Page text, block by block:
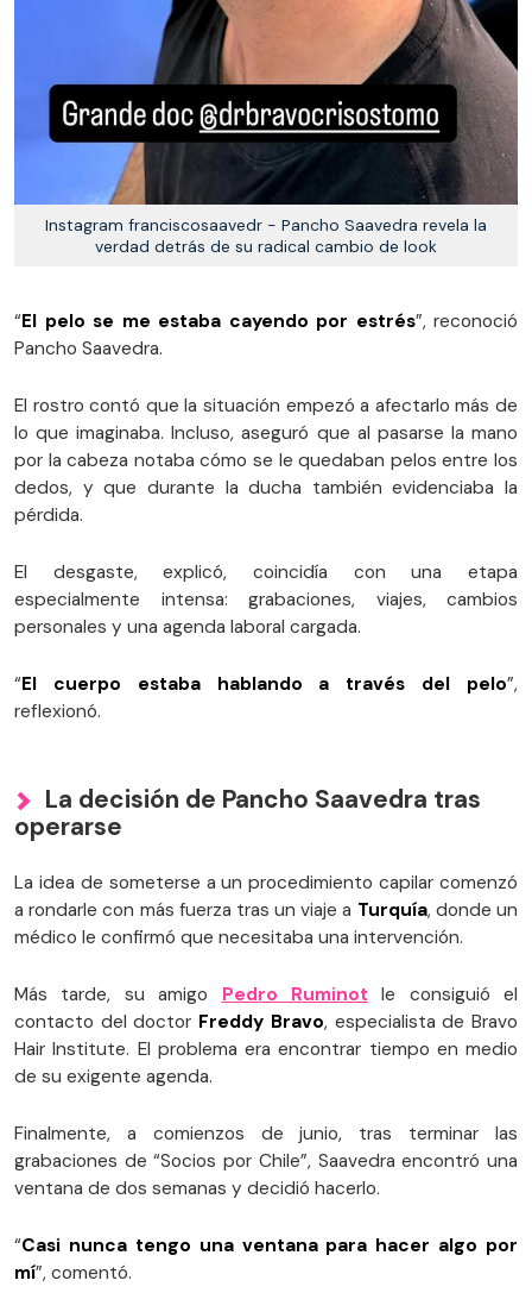
Instagram franciscosaavedr - Pancho Saavedra revela la
verdad detrás de su radical cambio de look
“El pelo se me estaba cayendo por estrés”, reconoció
Pancho Saavedra.
El rostro contó que la situación empezó a afectarlo más de
lo que imaginaba. Incluso, aseguró que al pasarse la mano
por la cabeza notaba cómo se le quedaban pelos entre los
dedos, y que durante la ducha también evidenciaba la
pérdida.
El desgaste, explicó, coincidía con una etapa
especialmente intensa: grabaciones, viajes, cambios
personales y una agenda laboral cargada.
“El cuerpo estaba hablando a través del pelo”,
reflexionó.
La decisión de Pancho Saavedra tras
operarse
La idea de someterse a un procedimiento capilar comenzó
a rondarle con más fuerza tras un viaje a Turquía, donde un
médico le confirmó que necesitaba una intervención.
Más tarde, su amigo Pedro Ruminot le consiguió el
contacto del doctor Freddy Bravo, especialista de Bravo
Hair Institute. El problema era encontrar tiempo en medio
de su exigente agenda.
Finalmente, a comienzos de junio, tras terminar las
grabaciones de “Socios por Chile”, Saavedra encontró una
ventana de dos semanas y decidió hacerlo.
“Casi nunca tengo una ventana para hacer algo por
mí”, comentó.